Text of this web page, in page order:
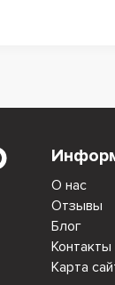
О нас
Отзывы
Блог
Контакты
Карта